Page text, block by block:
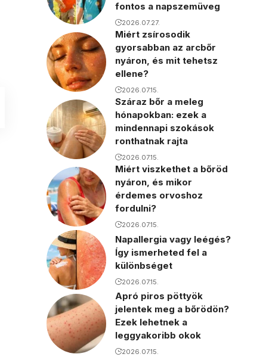
fontos a napszemüveg
2026.07.27.
Miért zsírosodik
gyorsabban az arcbőr
nyáron, és mit tehetsz
ellene?
2026.07.15.
Száraz bőr a meleg
hónapokban: ezek a
mindennapi szokások
ronthatnak rajta
2026.07.15.
Miért viszkethet a bőröd
nyáron, és mikor
érdemes orvoshoz
fordulni?
2026.07.15.
Napallergia vagy leégés?
Így ismerheted fel a
különbséget
2026.07.15.
Apró piros pöttyök
jelentek meg a bőrödön?
Ezek lehetnek a
leggyakoribb okok
2026.07.15.